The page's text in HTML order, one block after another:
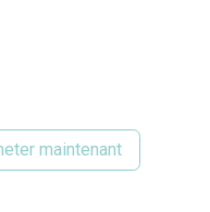
maintenant